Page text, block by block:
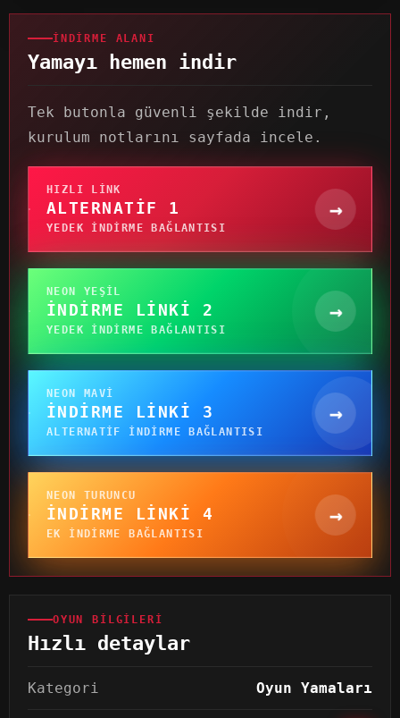
İNDIRME ALANI
Yamayı hemen indir
Tek butonla güvenli şekilde indir,
kurulum notlarını sayfada incele.
HIZLI LINK
ALTERNATIF 1
YEDEK INDIRME BAĞLANTISI
→
NEON YEŞIL
İNDIRME LINKI 2
YEDEK INDIRME BAĞLANTISI
→
NEON MAVI
İNDIRME LINKI 3
ALTERNATIF INDIRME BAĞLANTISI
→
NEON TURUNCU
İNDIRME LINKI 4
EK INDIRME BAĞLANTISI
→
OYUN BILGILERI
Hızlı detaylar
Kategori Oyun Yamaları